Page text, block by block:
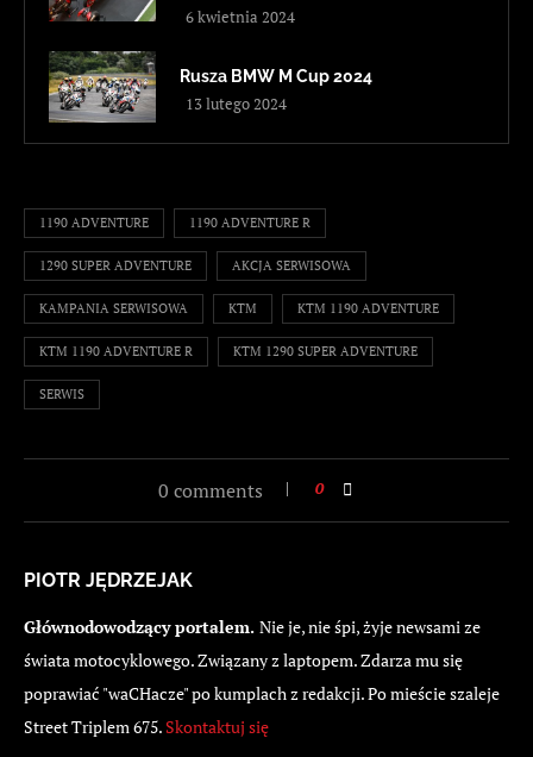
6 kwietnia 2024
Rusza BMW M Cup 2024
13 lutego 2024
1190 ADVENTURE 1190 ADVENTURE R
1290 SUPER ADVENTURE AKCJA SERWISOWA
KAMPANIA SERWISOWA KTM KTM 1190 ADVENTURE
KTM 1190 ADVENTURE R KTM 1290 SUPER ADVENTURE
SERWIS
0 comments 0
PIOTR JĘDRZEJAK
Głównodowodzący portalem. Nie je, nie śpi, żyje newsami ze
świata motocyklowego. Związany z laptopem. Zdarza mu się
poprawiać "waCHacze" po kumplach z redakcji. Po mieście szaleje
Street Triplem 675. Skontaktuj się